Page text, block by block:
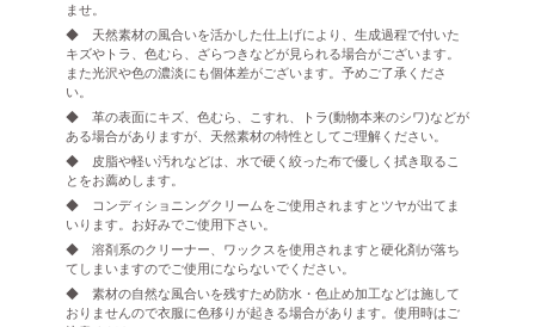
ませ。
◆ 天然素材の風合いを活かした仕上げにより、生成過程で付いた
キズやトラ、色むら、ざらつきなどが見られる場合がございます。
また光沢や色の濃淡にも個体差がございます。予めご了承くださ
い。
◆ 革の表面にキズ、色むら、こすれ、トラ(動物本来のシワ)などが
ある場合がありますが、天然素材の特性としてご理解ください。
◆ 皮脂や軽い汚れなどは、水で硬く絞った布で優しく拭き取るこ
とをお薦めします。
◆ コンディショニングクリームをご使用されますとツヤが出てま
いります。お好みでご使用下さい。
◆ 溶剤系のクリーナー、ワックスを使用されますと硬化剤が落ち
てしまいますのでご使用にならないでください。
◆ 素材の自然な風合いを残すため防水・色止め加工などは施して
おりませんので衣服に色移りが起きる場合があります。使用時はご